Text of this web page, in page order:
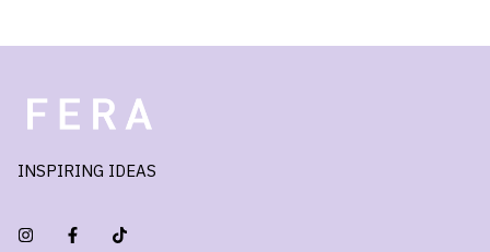
INSPIRING IDEAS